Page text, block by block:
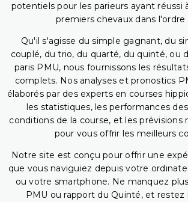
potentiels pour les parieurs ayant réussi
premiers chevaux dans l'ordre
Qu'il s'agisse du simple gagnant, du
couplé, du trio, du quarté, du quinté, ou
paris PMU, nous fournissons les
complets. Nos analyses et pronostics
élaborés par des experts en courses
les statistiques, les performances
conditions de la course, et les
pour vous offrir les meilleurs
Notre site est conçu pour offrir une
que vous naviguiez depuis votre
ou votre smartphone. Ne manquez
PMU ou rapport du Quinté, et